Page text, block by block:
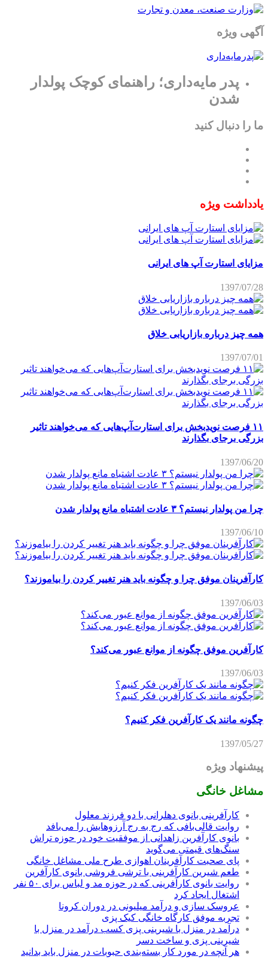
آگهی ویژه
پدر مایه‌داری؛ راهنمای کوچک پولدار
شدن
ما را دنبال کنید
یادداشت ویژه
مزایای استارت آپ های ایرانی
1397/07/28
همه چیز درباره بازاریابی خلاق
1397/07/01
۱۱ فرصت نویدبخش برای استارت‌آپ‌هایی که می‌خواهند تاثیر
بزرگی برجای بگذارند
1397/06/20
چرا من پولدار نیستم؟ ۳ عادت اشتباه مانع پولدار شدن
1397/06/10
کارآفرینان موفق چرا و چگونه باید هنر تغییر کردن را بیاموزند؟
1397/06/03
کارآفرین موفق چگونه از موانع عبور می‌کند؟
1397/06/03
چگونه مانند یک کارآفرین فکر کنیم؟
1397/05/27
پیشنهاد ویژه
مشاغل خانگی
کارآفرینی بانوی دهلرانی با دو فرزند معلول
روایت قالی‌بافی که رج به رج آرزوهایش را می‌بافد
بانوی کارآفرین زاهدانی از موفقیت خود در حوزه تراش
سنگ‌های قیمتی می‌گوید
پای صحبت کارآفرینان اهوازی طرح ملی مشاغل خانگی
طعم شیرین کارآفرینی با ترشی فروشی بانوی کارآفرین
روایت بانوی کارآفرینی که در حوزه مد و لباس برای ۵۰ نفر
اشتغال ایجاد کرد
عروسک سازی و درآمد میلیونی در دوران کرونا
تجربه موفق کارگاه خانگی کیک پزی
درآمد در منزل با شیرینی پزی کسب درآمد در منزل با
شیرینی پزی و ساخت دسر
هر آنچه در مورد کار بسته‌بندی حبوبات در منزل باید بدانید